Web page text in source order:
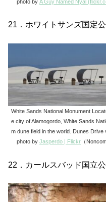
photo by A Guy Named Nyal
21．ホワイトサンズ国定
White Sands National Monument
e city of Alamogordo, White Sands
m dune field in the world. Dunes Drive
photo by Jasperdo | Flickr （
22．カールスバッド国立